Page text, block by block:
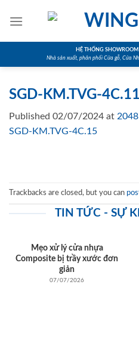
HỆ THỐNG
Nhà sản xuất, phân phối Cửa gỗ, Cửa
SGD-KM.TVG-
Published 02/07/2024 at
SGD-KM.TVG-4C.15
Trackbacks are closed, but you can
TIN TỨC - SỰ
Mẹo xử lý cửa nhựa
Composite bị trầy xước đơn
giản
07/07/2026